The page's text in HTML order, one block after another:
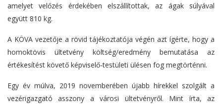
amelyet velőzés érdekében elszállítottak, az ágak súlyával
együtt 810 kg.
A KÖVA vezetője a rövid tájékoztatója végén azt ígérte, hogy a
homoktövis ültetvény költség/eredmény bemutatása az
értékesítést követő képviselő-testületi ülésen fog megtörténni.
Egy év múlva, 2019 novemberében újabb hírekkel szolgált a
vezérigazgató asszony a városi ültetvényről. Mint írta, az